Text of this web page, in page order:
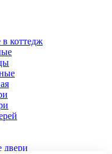
коттедж
двери